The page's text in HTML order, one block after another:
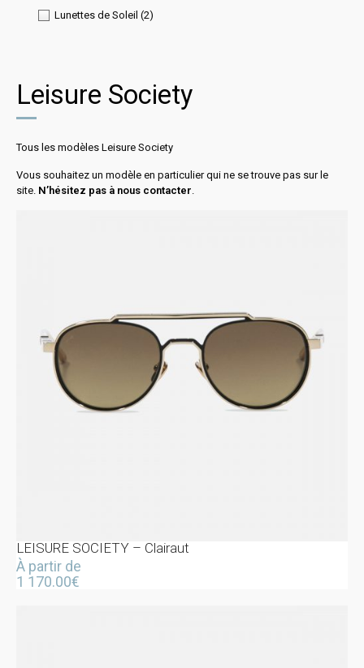
Leisure Society
Tous les modèles Leisure Society
Vous souhaitez un modèle en particulier qui ne se trouve pas sur le
site. N’hésitez pas à nous contacter.
LEISURE SOCIETY – Clairaut
À partir de
1 170.00€
Lunettes de Soleil (2)